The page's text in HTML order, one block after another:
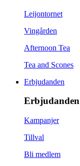
Leijontornet
Vingården
Afternoon Tea
Tea and Scones
Erbjudanden
Erbjudanden
Kampanjer
Tillval
Bli medlem